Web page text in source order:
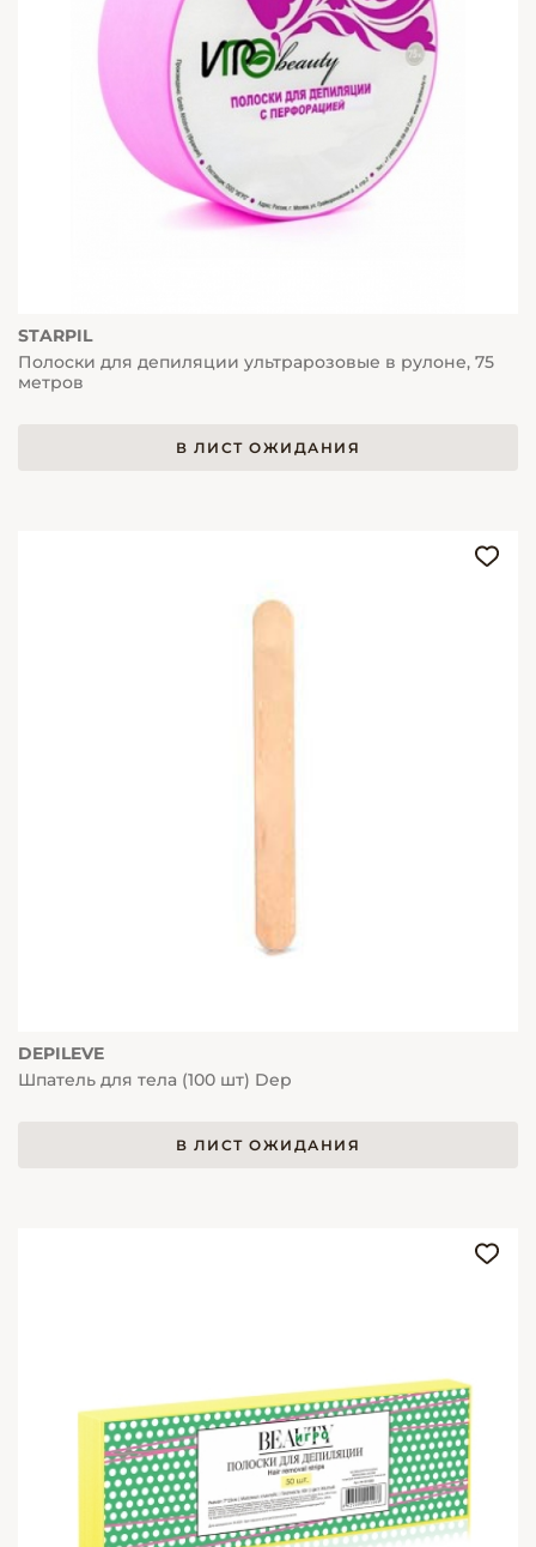
STARPIL
Полоски для депиляции ультрарозовые в рулоне, 75
метров
В ЛИСТ ОЖИДАНИЯ
DEPILEVE
Шпатель для тела (100 шт) Dep
В ЛИСТ ОЖИДАНИЯ